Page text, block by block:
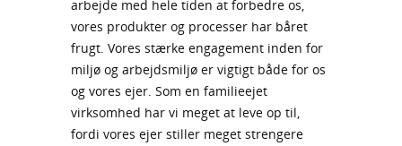
arbejde med hele tiden at forbedre os,
vores produkter og processer har båret
frugt. Vores stærke engagement inden for
miljø og arbejdsmiljø er vigtigt både for os
og vores ejer. Som en familieejet
virksomhed har vi meget at leve op til,
fordi vores ejer stiller meget strengere